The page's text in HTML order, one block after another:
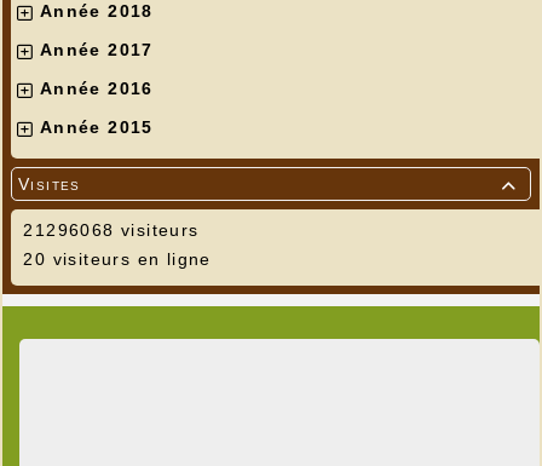
Année 2018
Année 2017
Année 2016
Année 2015

Visites
21296068 visiteurs
20 visiteurs en ligne